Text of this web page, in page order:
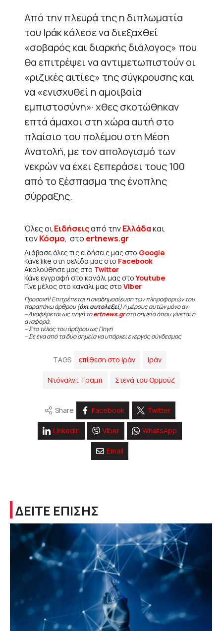
Από την πλευρά της η διπλωματία
του Ιράκ κάλεσε να διεξαχθεί
«σοβαρός και διαρκής διάλογος» που
θα επιτρέψει να αντιμετωπιστούν οι
«ριζικές αιτίες» της σύγκρουσης και
να «ενισχυθεί η αμοιβαία
εμπιστοσύνη»· χθες σκοτώθηκαν
επτά άμαχοι στη χώρα αυτή στο
πλαίσιο του πολέμου στη Μέση
Ανατολή, με τον απολογισμό των
νεκρών να έχει ξεπεράσει τους 100
από το ξέσπασμα της ένοπλης
σύρραξης.
Όλες οιΕιδήσειςαπό τηνΕλλάδακαι
τονΚόσμο, στο ertnews.gr
Διάβασε όλες τις ειδήσεις μας στο Google
Κάνε like στη σελίδα μας στο Facebook
Ακολούθησε μας στο Twitter
Κάνε εγγραφή στο κανάλι μας στοYoutube
Γίνε μέλος στο κανάλι μας στο Viber
Προσοχή! Επιτρέπεται η αναδημοσίευση των πληροφοριών του
παραπάνω άρθρου (όχι αυτολεξεί) ή μέρους αυτών μόνο αν:
– Αναφέρεται ως πηγή τοertnews.grστο σημείο όπου γίνεται η
αναφορά.
– Στο τέλος του άρθρου ως Πηγή
– Σε ένα από τα δύο σημεία να υπάρχει ενεργός σύνδεσμος
TAGS επίθεση στο Ιράν Ιράν
Ντόναλντ Τραμπ Στενά του Ορμούζ
Share Facebook Twitter
Linkedin Viber WhatsApp
Email
ΔΕΙΤΕ ΕΠΙΣΗΣ